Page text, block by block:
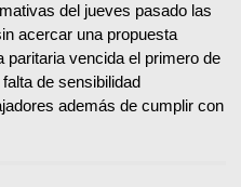
del jueves pasado las
acercar una propuesta
paritaria vencida el primero de
de sensibilidad
además de cumplir con